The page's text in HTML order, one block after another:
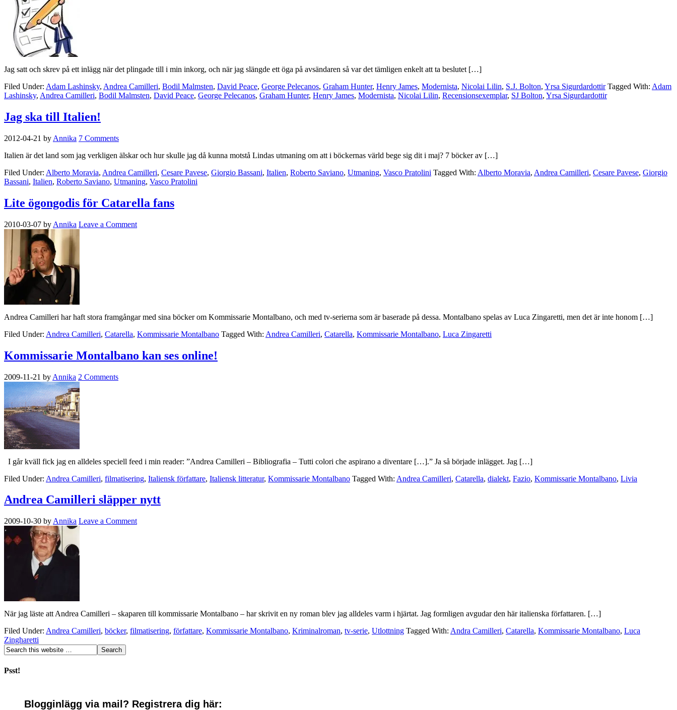
Jag satt och skrev på ett inlägg när det plingade till i min inkorg, och när jag slängde ett öga på avsändaren så var det tämligen enkelt att ta beslutet […]
Filed Under: Adam Lashinsky, Andrea Camilleri, Bodil Malmsten, David Peace, George Pelecanos, Graham Hunter, Henry James, Modernista, Nicolai Lilin, S.J. Bolton, Yrsa Sigurdardottir Tagged With: Adam
Lashinsky, Andrea Camilleri, Bodil Malmsten, David Peace, George Pelecanos, Graham Hunter, Henry James, Modernista, Nicolai Lilin, Recensionsexemplar, SJ Bolton, Yrsa Sigurdardottir
Jag ska till Italien!
2012-04-21 by Annika 7 Comments
Italien är det land som jag verkligen älskar och hur skulle jag då kunna motstå Lindas utmaning om att i böckernas värld bege sig dit i maj? 7 böcker av […]
Filed Under: Alberto Moravia, Andrea Camilleri, Cesare Pavese, Giorgio Bassani, Italien, Roberto Saviano, Utmaning, Vasco Pratolini Tagged With: Alberto Moravia, Andrea Camilleri, Cesare Pavese, Giorgio
Bassani, Italien, Roberto Saviano, Utmaning, Vasco Pratolini
Lite ögongodis för Catarella fans
2010-03-07 by Annika Leave a Comment
Andrea Camilleri har haft stora framgångar med sina böcker om Kommissarie Montalbano, och med tv-serierna som är baserade på dessa. Montalbano spelas av Luca Zingaretti, men det är inte honom […]
Filed Under: Andrea Camilleri, Catarella, Kommissarie Montalbano Tagged With: Andrea Camilleri, Catarella, Kommissarie Montalbano, Luca Zingaretti
Kommissarie Montalbano kan ses online!
2009-11-21 by Annika 2 Comments
I går kväll fick jag en alldeles speciell feed i min reader: ”Andrea Camilleri – Bibliografia – Tutti colori che aspirano a diventare […].” Ja så började inlägget. Jag […]
Filed Under: Andrea Camilleri, filmatisering, Italiensk författare, Italiensk litteratur, Kommissarie Montalbano Tagged With: Andrea Camilleri, Catarella, dialekt, Fazio, Kommissarie Montalbano, Livia
Andrea Camilleri släpper nytt
2009-10-30 by Annika Leave a Comment
När jag läste att Andrea Camilleri – skaparen till kommissarie Montalbano – har skrivit en ny roman blev jag alldeles varm i hjärtat. Jag formligen avgudar den här italienska författaren. […]
Filed Under: Andrea Camilleri, böcker, filmatisering, författare, Kommissarie Montalbano, Kriminalroman, tv-serie, Utlottning Tagged With: Andra Camilleri, Catarella, Kommissarie Montalbano, Luca
Zingharetti
Psst!
Blogginlägg via mail? Registrera dig här: